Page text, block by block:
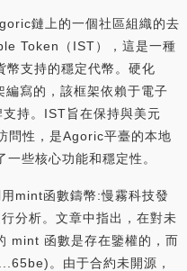
鏈上的一個社區組織的去
Token（IST），這是一種
幣支持的穩定代幣。硬化
寫的，該框架依賴于電子
持。IST旨在保持與美元
問性，是Agoric平臺的本地
些核心功能和穩定性。
mint函數鑄幣:慢霧科技發
分析。文章中指出，在對未
mint 函數是存在鑒權的，而
。由于合約未開源，